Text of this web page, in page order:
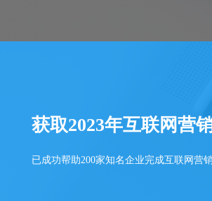
获取2023年互联网营
已成功帮助200家知名企业完成互联网营